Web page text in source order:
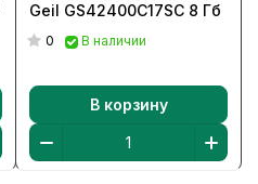
Geil GS42400C17SC 8 Гб
0 В наличии
В корзину